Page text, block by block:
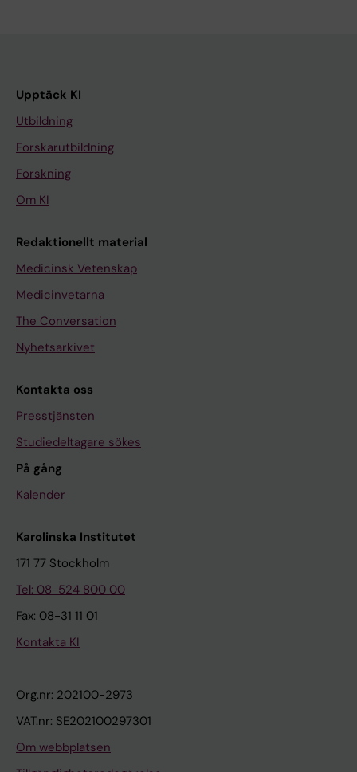
Upptäck KI
Utbildning
Forskarutbildning
Forskning
Om KI
Redaktionellt material
Medicinsk Vetenskap
Medicinvetarna
The Conversation
Nyhetsarkivet
Kontakta oss
Presstjänsten
Studiedeltagare sökes
På gång
Kalender
Karolinska Institutet
171 77 Stockholm
Tel: 08-524 800 00
Fax: 08-31 11 01
Kontakta KI
Org.nr: 202100-2973
VAT.nr: SE202100297301
Om webbplatsen